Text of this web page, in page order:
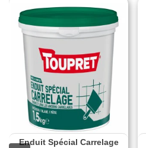
Enduit Spécial Carrelage